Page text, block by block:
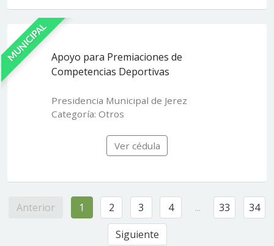
MUNICIPAL Apoyo para Premiaciones de
Competencias Deportivas
Presidencia Municipal de Jerez
Categoría: Otros
Ver cédula
Anterior 1 2 3 4 ... 33
34
Siguiente